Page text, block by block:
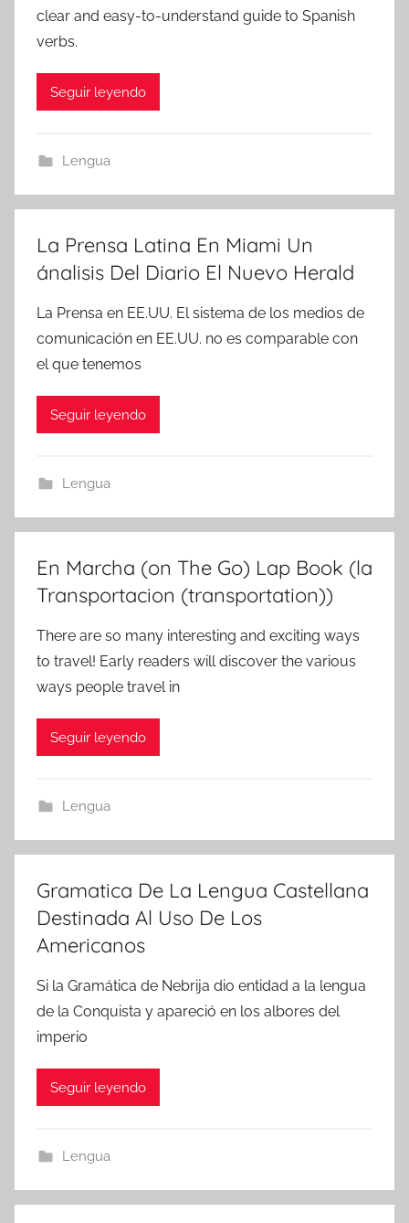
clear and easy-to-understand guide to Spanish
verbs.
Seguir leyendo
Lengua
La Prensa Latina En Miami Un
ánalisis Del Diario El Nuevo Herald
La Prensa en EE.UU. El sistema de los medios de
comunicación en EE.UU. no es comparable con
el que tenemos
Seguir leyendo
Lengua
En Marcha (on The Go) Lap Book (la
Transportacion (transportation))
There are so many interesting and exciting ways
to travel! Early readers will discover the various
ways people travel in
Seguir leyendo
Lengua
Gramatica De La Lengua Castellana
Destinada Al Uso De Los
Americanos
Si la Gramática de Nebrija dio entidad a la lengua
de la Conquista y apareció en los albores del
imperio
Seguir leyendo
Lengua